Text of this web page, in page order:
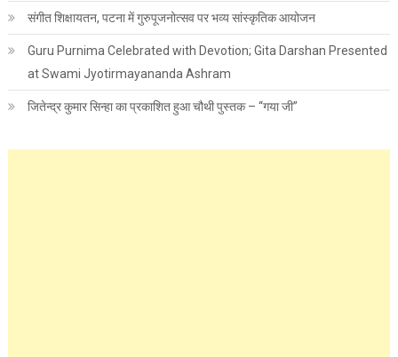
संगीत शिक्षायतन, पटना में गुरुपूजनोत्सव पर भव्य सांस्कृतिक आयोजन
Guru Purnima Celebrated with Devotion; Gita Darshan Presented
at Swami Jyotirmayananda Ashram
जितेन्द्र कुमार सिन्हा का प्रकाशित हुआ चौथी पुस्तक – “गया जी”